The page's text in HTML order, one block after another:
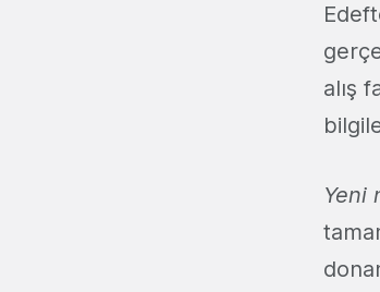
alış
Yeni